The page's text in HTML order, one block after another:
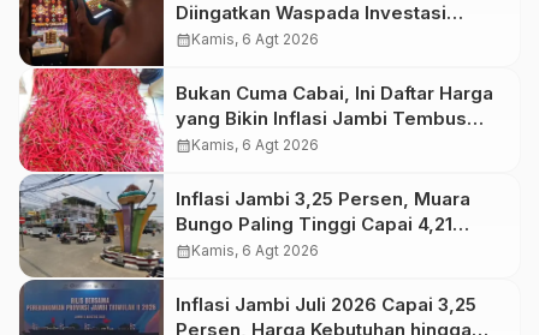
Diingatkan Waspada Investasi
Bodong dan Judi Online
calendar_monthKamis, 6 Agt 2026
Bukan Cuma Cabai, Ini Daftar Harga
yang Bikin Inflasi Jambi Tembus
3,25 Persen
calendar_monthKamis, 6 Agt 2026
Inflasi Jambi 3,25 Persen, Muara
Bungo Paling Tinggi Capai 4,21
Persen
calendar_monthKamis, 6 Agt 2026
Inflasi Jambi Juli 2026 Capai 3,25
Persen, Harga Kebutuhan hingga